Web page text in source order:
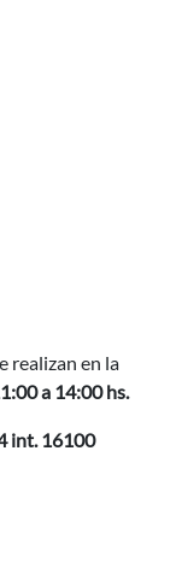
realizan en la
a 14:00 hs.
int. 16100